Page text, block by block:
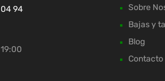
04 94
Sobre
Bajas y
Blog
Contacto